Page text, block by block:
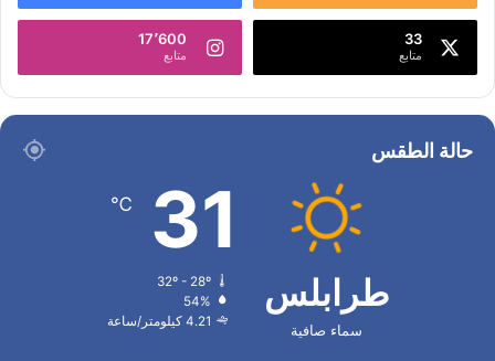
33
متابع
17٬600
متابع
حالة الطقس
طرابلس
سماء صافية
31
℃
32º - 28º
54%
4.21 كيلومتر/ساعة